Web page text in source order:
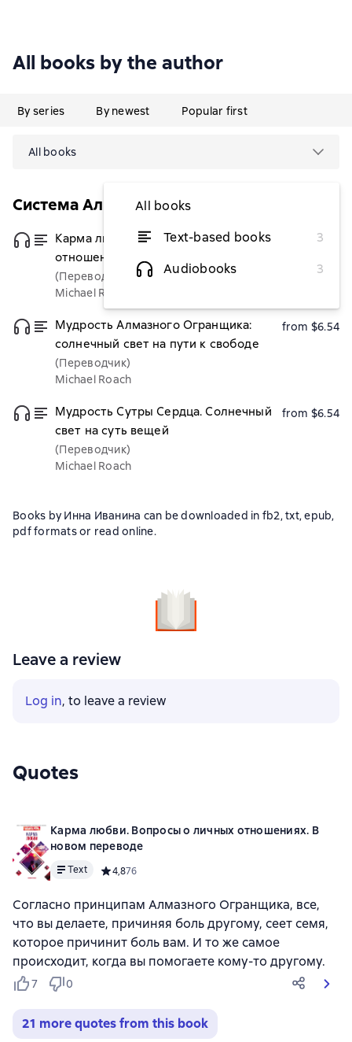
All books by the author
By series By newest Popular first
All books
All books
Text-based books
3
Audiobooks
3
Система Алмазный Огранщик
Карма любви. Вопросы о личных
отношениях. В новом переводе
(Переводчик)
Michael Roach
from $6.54
Мудрость Алмазного Огранщика:
солнечный свет на пути к свободе
(Переводчик)
Michael Roach
from $6.54
Мудрость Сутры Сердца. Солнечный
свет на суть вещей
(Переводчик)
Michael Roach
from $6.54
Books by Инна Иванина can be downloaded in fb2, txt, epub,
pdf formats or read online.
Leave a review
Log in, to leave a review
Quotes
Карма любви. Вопросы о личных отношениях. В
новом переводе
Text Средний рейтинг 4,8 на основе 76 оценок
4,876
Согласно принципам Алмазного Огранщика, все,
что вы делаете, причиняя боль другому, сеет семя,
которое причинит боль вам. И то же самое
происходит, когда вы помогаете кому-то другому.
7 0
21 more quotes from this book